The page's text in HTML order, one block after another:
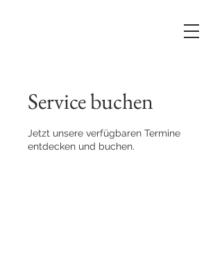
Service buchen
Jetzt unsere verfügbaren Termine
entdecken und buchen.